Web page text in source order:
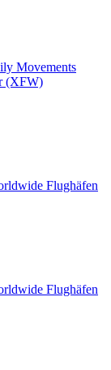
Movements
(XFW)
Flughäfen
Flughäfen